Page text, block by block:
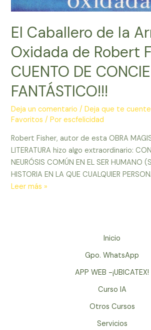
El Caballero de la
Oxidada de Robert
CUENTO DE
FANTÁSTICO!!!
Deja un comentario /Deja que te
Favoritos / Porescfelicidad
Robert Fisher, autor de esta OBRA
LITERATURA hizo algo extraordinario:
NEURÓSIS COMÚN EN EL SER HUMANO
HISTORIA EN LA QUE CUALQUIER
El
Leer más »
Inicio
Gpo. WhatsApp
APP WEB -¡UBICATEX!
Curso IA
Otros Cursos
Servicios